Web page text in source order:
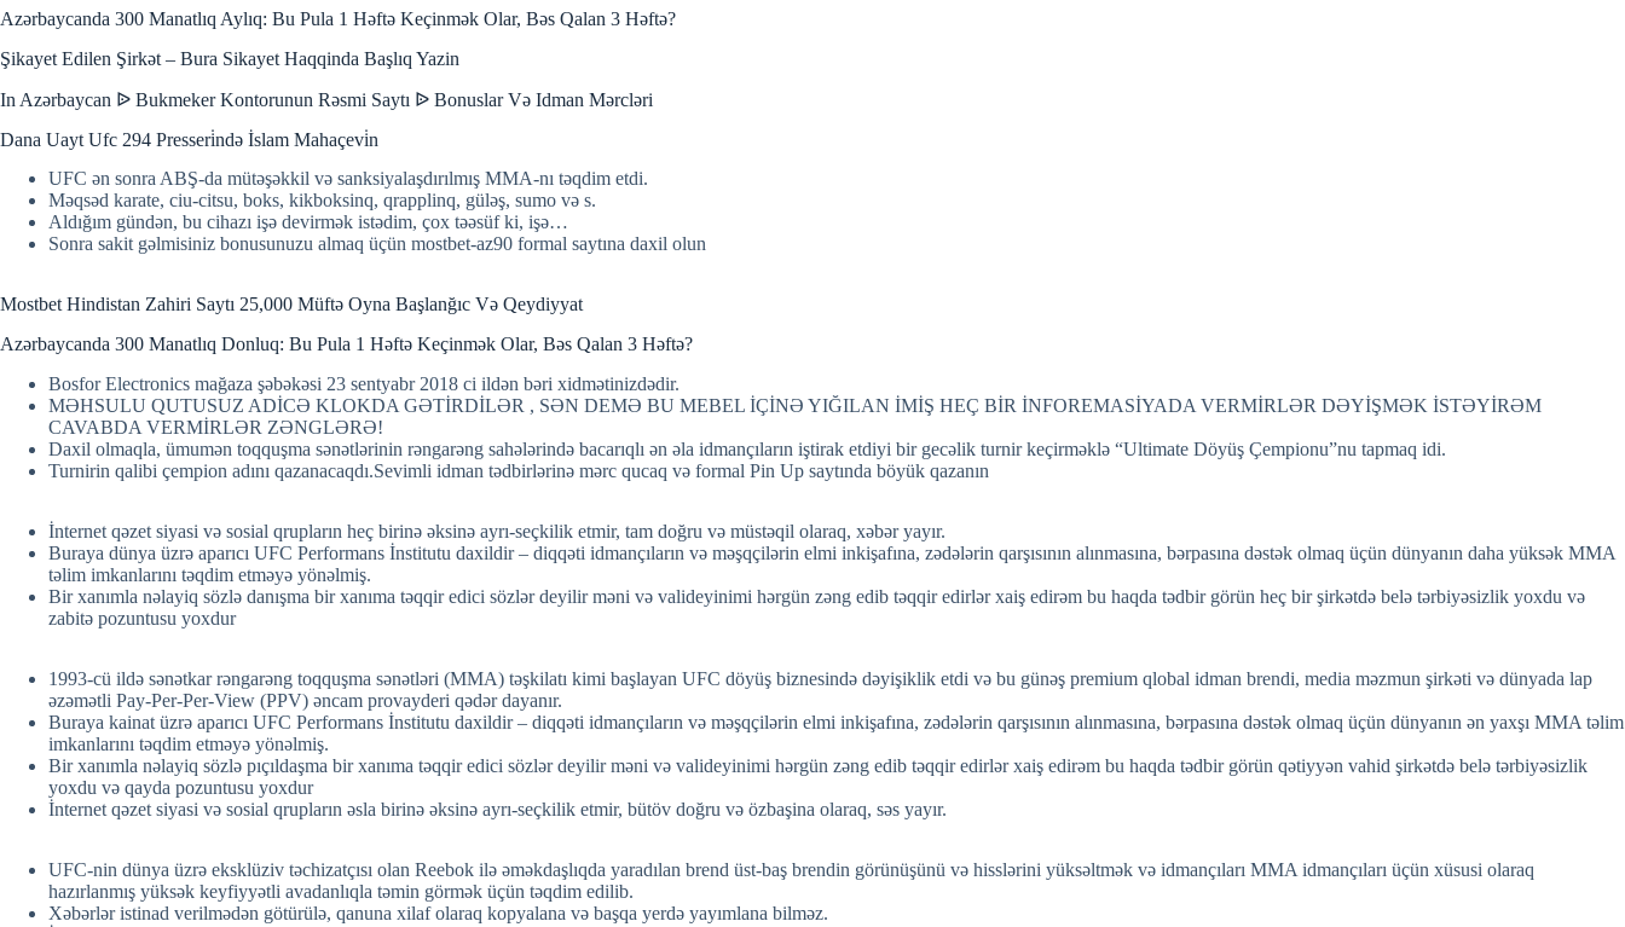
Azərbaycanda 300 Manatlıq Aylıq: Bu Pula 1 Həftə Keçinmək Olar, Bəs Qalan 3 Həftə?
Şikayet Edilen Şirkət – Bura Sikayet Haqqinda Başlıq Yazin
In Azərbaycan ᐉ Bukmeker Kontorunun Rəsmi Saytı ᐉ Bonuslar Və Idman Mərcləri
Dana Uayt Ufc 294 Presseri̇ndə İslam Mahaçevi̇n
UFC ən sonra ABŞ-da mütəşəkkil və sanksiyalaşdırılmış MMA-nı təqdim etdi.
Məqsəd karate, ciu-citsu, boks, kikboksinq, qrapplinq, güləş, sumo və s.
Aldığım gündən, bu cihazı işə devirmək istədim, çox təəsüf ki, işə…
Sonra sakit gəlmisiniz bonusunuzu almaq üçün mostbet-az90 formal saytına daxil olun
Mostbet Hindistan Zahiri Saytı 25,000 Müftə Oyna Başlanğıc Və Qeydiyyat
Azərbaycanda 300 Manatlıq Donluq: Bu Pula 1 Həftə Keçinmək Olar, Bəs Qalan 3 Həftə?
Bosfor Electronics mağaza şəbəkəsi 23 sentyabr 2018 ci ildən bəri xidmətinizdədir.
MƏHSULU QUTUSUZ ADİCƏ KLOKDA GƏTİRDİLƏR , SƏN DEMƏ BU MEBEL İÇİNƏ YIĞILAN İMİŞ HEÇ BİR İNFOREMASİYADA VERMİRLƏR DƏYİŞMƏK İSTƏYİRƏM
CAVABDA VERMİRLƏR ZƏNGLƏRƏ!
Daxil olmaqla, ümumən toqquşma sənətlərinin rəngarəng sahələrində bacarıqlı ən əla idmançıların iştirak etdiyi bir gecəlik turnir keçirməklə “Ultimate Döyüş Çempionu”nu tapmaq idi.
Turnirin qalibi çempion adını qazanacaqdı.Sevimli idman tədbirlərinə mərc qucaq və formal Pin Up saytında böyük qazanın
İnternet qəzet siyasi və sosial qrupların heç birinə əksinə ayrı-seçkilik etmir, tam doğru və müstəqil olaraq, xəbər yayır.
Buraya dünya üzrə aparıcı UFC Performans İnstitutu daxildir – diqqəti idmançıların və məşqçilərin elmi inkişafına, zədələrin qarşısının alınmasına, bərpasına dəstək olmaq üçün dünyanın daha yüksək MMA
təlim imkanlarını təqdim etməyə yönəlmiş.
Bir xanımla nəlayiq sözlə danışma bir xanıma təqqir edici sözlər deyilir məni və valideyinimi hərgün zəng edib təqqir edirlər xaiş edirəm bu haqda tədbir görün heç bir şirkətdə belə tərbiyəsizlik yoxdu və
zabitə pozuntusu yoxdur
1993-cü ildə sənətkar rəngarəng toqquşma sənətləri (MMA) təşkilatı kimi başlayan UFC döyüş biznesində dəyişiklik etdi və bu günəş premium qlobal idman brendi, media məzmun şirkəti və dünyada lap
əzəmətli Pay-Per-Per-View (PPV) əncam provayderi qədər dayanır.
Buraya kainat üzrə aparıcı UFC Performans İnstitutu daxildir – diqqəti idmançıların və məşqçilərin elmi inkişafına, zədələrin qarşısının alınmasına, bərpasına dəstək olmaq üçün dünyanın ən yaxşı MMA təlim
imkanlarını təqdim etməyə yönəlmiş.
Bir xanımla nəlayiq sözlə pıçıldaşma bir xanıma təqqir edici sözlər deyilir məni və valideyinimi hərgün zəng edib təqqir edirlər xaiş edirəm bu haqda tədbir görün qətiyyən vahid şirkətdə belə tərbiyəsizlik
yoxdu və qayda pozuntusu yoxdur
İnternet qəzet siyasi və sosial qrupların əsla birinə əksinə ayrı-seçkilik etmir, bütöv doğru və özbaşina olaraq, səs yayır.
UFC-nin dünya üzrə eksklüziv təchizatçısı olan Reebok ilə əməkdaşlıqda yaradılan brend üst-baş brendin görünüşünü və hisslərini yüksəltmək və idmançıları MMA idmançıları üçün xüsusi olaraq
hazırlanmış yüksək keyfiyyətli avadanlıqla təmin görmək üçün təqdim edilib.
Xəbərlər istinad verilmədən götürülə, qanuna xilaf olaraq kopyalana və başqa yerdə yayımlana bilməz.